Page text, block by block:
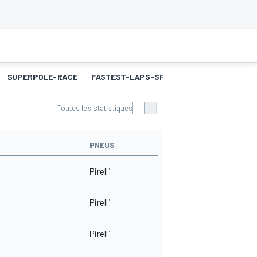
SUPERPOLE-RACE FASTEST-LAPS-SP
Toutes les statistiques
PNEUS
Pirelli
Pirelli
Pirelli